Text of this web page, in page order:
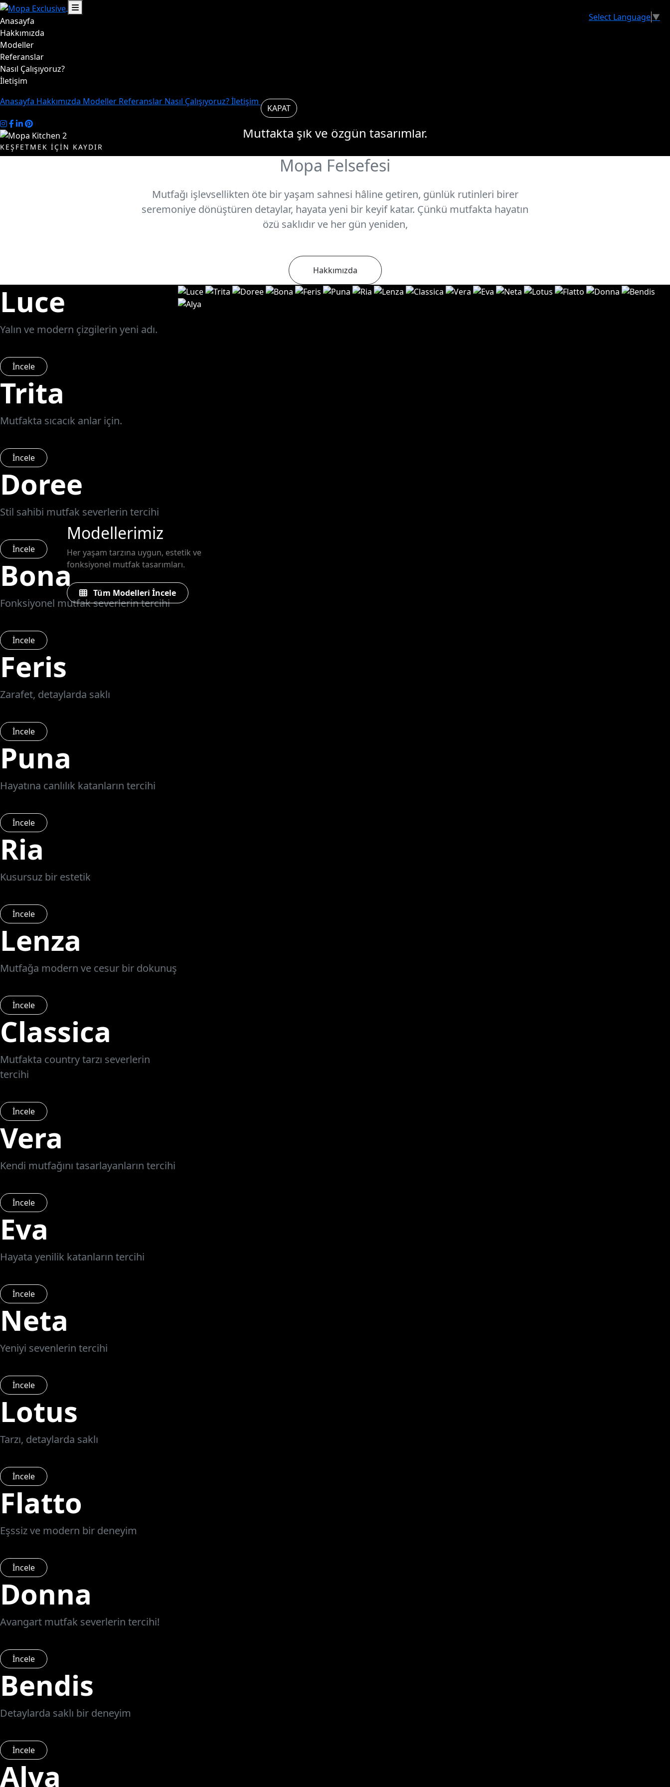
Anasayfa
Hakkımızda
Modeller
Referanslar
Nasıl Çalışıyoruz?
İletişim
Anasayfa Hakkımızda Modeller Referanslar Nasıl Çalışıyoruz?İletişim
KAPAT
Select Language▼
başlar.
Mutfakta şık ve özgün tasarımlar.
KEŞFETMEK İÇİN KAYDIR
Mopa Felsefesi
Mutfağı işlevsellikten öte bir yaşam sahnesi hâline getiren, günlük rutinleri birer
seremoniye dönüştüren detaylar, hayata yeni bir keyif katar. Çünkü mutfakta hayatın
özü saklıdır ve her gün yeniden,
Hakkımızda
Modellerimiz
Her yaşam tarzına uygun, estetik ve
fonksiyonel mutfak tasarımları.
Tüm Modelleri İncele
Luce
Yalın ve modern çizgilerin yeni adı.
İncele
Trita
Mutfakta sıcacık anlar için.
İncele
Doree
Stil sahibi mutfak severlerin tercihi
İncele
Bona
Fonksiyonel mutfak severlerin tercihi
İncele
Feris
Zarafet, detaylarda saklı
İncele
Puna
Hayatına canlılık katanların tercihi
İncele
Ria
Kusursuz bir estetik
İncele
Lenza
Mutfağa modern ve cesur bir dokunuş
İncele
Classica
Mutfakta country tarzı severlerin
tercihi
İncele
Vera
Kendi mutfağını tasarlayanların tercihi
İncele
Eva
Hayata yenilik katanların tercihi
İncele
Neta
Yeniyi sevenlerin tercihi
İncele
Lotus
Tarzı, detaylarda saklı
İncele
Flatto
Eşssiz ve modern bir deneyim
İncele
Donna
Avangart mutfak severlerin tercihi!
İncele
Bendis
Detaylarda saklı bir deneyim
İncele
Alya